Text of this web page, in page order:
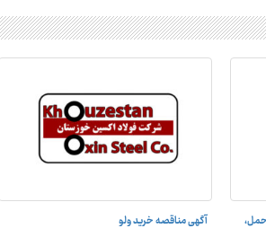
آگهی مناقصه خرید ولو